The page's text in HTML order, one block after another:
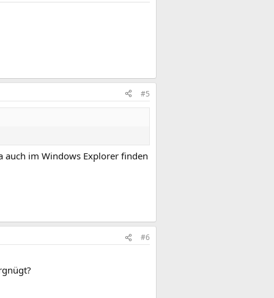
#5
auch im Windows Explorer finden
#6